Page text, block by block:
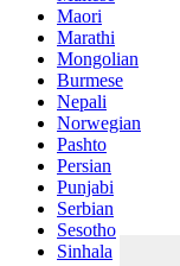
Maori
Marathi
Mongolian
Burmese
Nepali
Norwegian
Pashto
Persian
Punjabi
Serbian
Sesotho
Sinhala